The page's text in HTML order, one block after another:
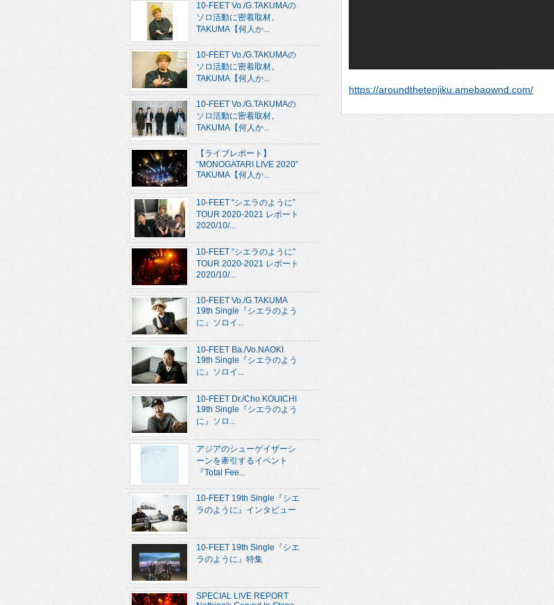
https://aroundthetenjiku.amebaownd.com/
10-FEET Vo./G.TAKUMAの
ソロ活動に密着取材。
TAKUMA【何人か...
10-FEET Vo./G.TAKUMAの
ソロ活動に密着取材。
TAKUMA【何人か...
10-FEET Vo./G.TAKUMAの
ソロ活動に密着取材。
TAKUMA【何人か...
【ライブレポート】
“MONOGATARI LIVE 2020”
TAKUMA【何人か...
10-FEET “シエラのように”
TOUR 2020-2021 レポート
2020/10/...
10-FEET “シエラのように”
TOUR 2020-2021 レポート
2020/10/...
10-FEET Vo./G.TAKUMA
19th Single『シエラのよう
に』ソロイ...
10-FEET Ba./Vo.NAOKI
19th Single『シエラのよう
に』ソロイ...
10-FEET Dr./Cho.KOUICHI
19th Single『シエラのよう
に』ソロ...
アジアのシューゲイザーシ
ーンを牽引するイベント
『Total Fee...
10-FEET 19th Single『シエ
ラのように』インタビュー
10-FEET 19th Single『シエ
ラのように』特集
SPECIAL LIVE REPORT